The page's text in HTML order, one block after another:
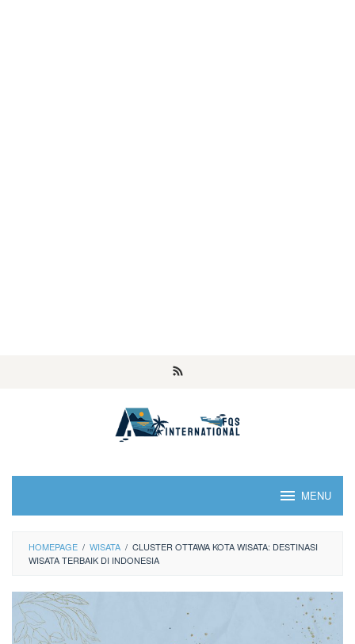
MENU
HOMEPAGE / WISATA / CLUSTER OTTAWA KOTA WISATA: DESTINASI
WISATA TERBAIK DI INDONESIA